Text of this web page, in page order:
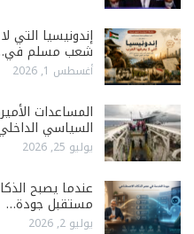
إندونيسيا التي
شعب مسلم
أغسطس 1, 2026
المساعدات
السياسي
يوليو 25, 2026
عندما يصبح
مستقبل جودة…
يوليو 2, 2026